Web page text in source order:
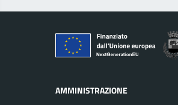
AMMINISTRAZIONE